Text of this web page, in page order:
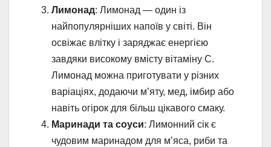
Лимонад: Лимонад — один із
найпопулярніших напоїв у світі. Він
освіжає влітку і заряджає енергією
завдяки високому вмісту вітаміну C.
Лимонад можна приготувати у різних
варіаціях, додаючи м’яту, мед, імбир або
навіть огірок для більш цікавого смаку.
Маринади та соуси: Лимонний сік є
чудовим маринадом для м’яса, риби та